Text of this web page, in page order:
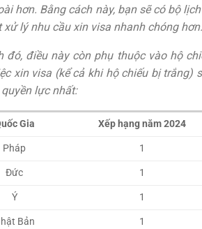
hơn. Bằng cách này, bạn sẽ có bộ
xử lý nhu cầu xin visa nhanh chóng hơn.
đó, điều này còn phụ thuộc vào hộ
xin visa (kể cả khi hộ chiếu bị trắng)
lực nhất:
Gia Xếp hạng năm 2024
Pháp 1
Đức 1
Ý 1
Bản 1